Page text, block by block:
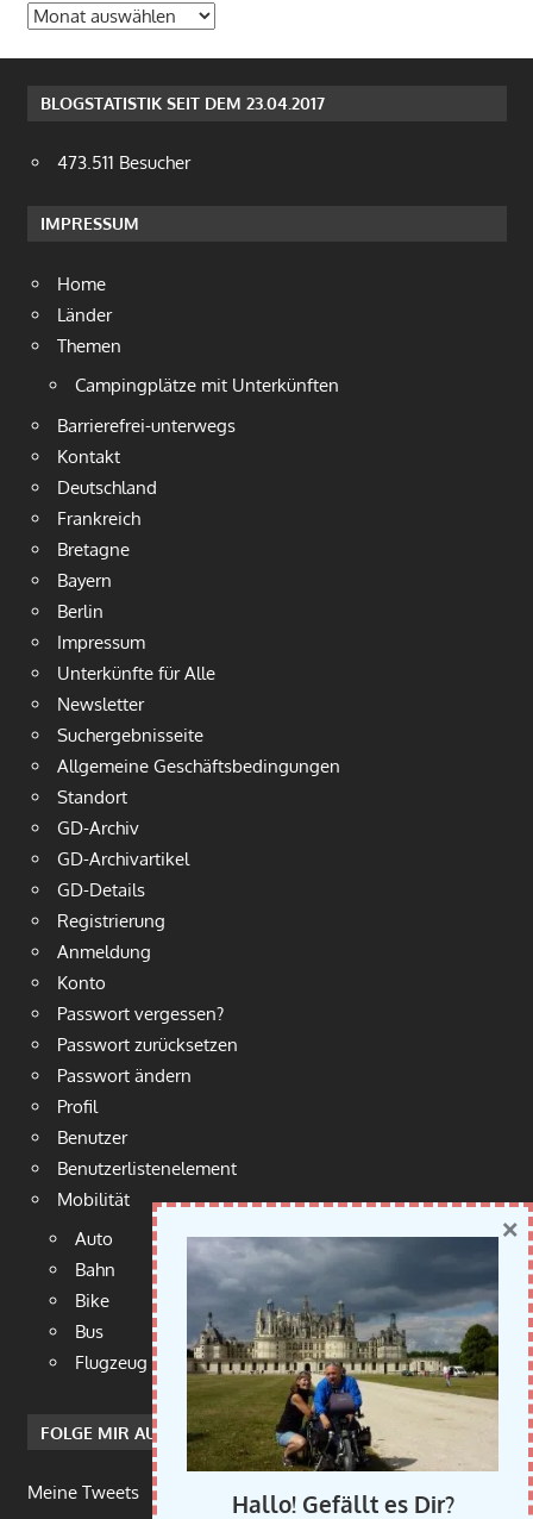
Archiv
BLOGSTATISTIK SEIT DEM 23.04.2017
473.511 Besucher
IMPRESSUM
Home
Länder
Themen
Campingplätze mit Unterkünften
Barrierefrei-unterwegs
Kontakt
Deutschland
Frankreich
Bretagne
Bayern
Berlin
Impressum
Unterkünfte für Alle
Newsletter
Suchergebnisseite
Allgemeine Geschäftsbedingungen
Standort
GD-Archiv
GD-Archivartikel
GD-Details
Registrierung
Anmeldung
Konto
Passwort vergessen?
Passwort zurücksetzen
Passwort ändern
Profil
Benutzer
Benutzerlistenelement
Mobilität
Auto
Bahn
Bike
Bus
Flugzeug
FOLGE MIR AUF TWITTER
Meine Tweets Hallo! Gefällt es Dir?
×